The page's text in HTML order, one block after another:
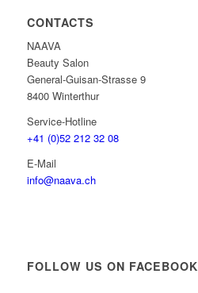
CONTACTS
NAAVA
Beauty Salon
General-Guisan-Strasse 9
8400 Winterthur
Service-Hotline
+41 (0)52 212 32 08
E-Mail
info@naava.ch
FOLLOW US ON FACEBOOK